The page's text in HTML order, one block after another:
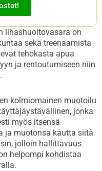
lihashuoltovasara on
sekä treenaamista
tehokasta apua
ja rentoutumiseen niin
kolmiomainen muotoilu
jonka
myös itsensä
ja muotonsa kautta siitä
jolloin hallittavuus
helpompi kohdistaa